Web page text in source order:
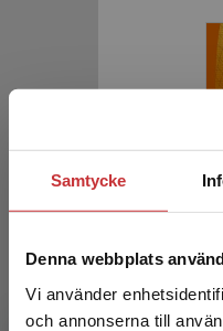
Samtycke
Denna webbplats
Vi använder
och annonserna till
Soleimani-
477 krinkl.
Exkl. moms: